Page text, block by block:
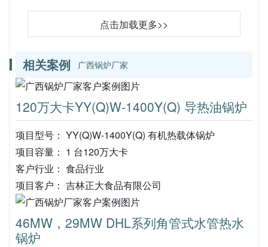
点击加载更多>>
相关案例 广西锅炉厂家
120万大卡YY(Q)W-1400Y(Q) 导热油锅炉
项目型号： YY(Q)W-1400Y(Q) 有机热载体锅炉
项目容量： 1 台120万大卡
客户行业： 食品行业
项目客户： 吉林正大食品有限公司
46MW，29MW DHL系列角管式水管热水
锅炉